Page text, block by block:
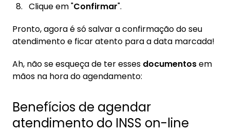
Clique em "Confirmar".
Pronto, agora é só salvar a confirmação do seu
atendimento e ficar atento para a data marcada!
Ah, não se esqueça de ter esses documentosem
mãos na hora do agendamento:
Benefícios de agendar
atendimento do INSS on-line